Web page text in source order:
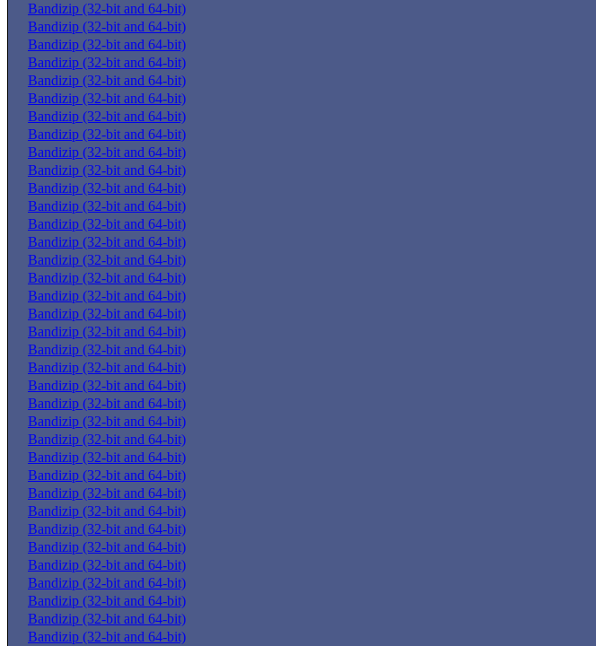
Bandizip (32-bit and 64-bit)
Bandizip (32-bit and 64-bit)
Bandizip (32-bit and 64-bit)
Bandizip (32-bit and 64-bit)
Bandizip (32-bit and 64-bit)
Bandizip (32-bit and 64-bit)
Bandizip (32-bit and 64-bit)
Bandizip (32-bit and 64-bit)
Bandizip (32-bit and 64-bit)
Bandizip (32-bit and 64-bit)
Bandizip (32-bit and 64-bit)
Bandizip (32-bit and 64-bit)
Bandizip (32-bit and 64-bit)
Bandizip (32-bit and 64-bit)
Bandizip (32-bit and 64-bit)
Bandizip (32-bit and 64-bit)
Bandizip (32-bit and 64-bit)
Bandizip (32-bit and 64-bit)
Bandizip (32-bit and 64-bit)
Bandizip (32-bit and 64-bit)
Bandizip (32-bit and 64-bit)
Bandizip (32-bit and 64-bit)
Bandizip (32-bit and 64-bit)
Bandizip (32-bit and 64-bit)
Bandizip (32-bit and 64-bit)
Bandizip (32-bit and 64-bit)
Bandizip (32-bit and 64-bit)
Bandizip (32-bit and 64-bit)
Bandizip (32-bit and 64-bit)
Bandizip (32-bit and 64-bit)
Bandizip (32-bit and 64-bit)
Bandizip (32-bit and 64-bit)
Bandizip (32-bit and 64-bit)
Bandizip (32-bit and 64-bit)
Bandizip (32-bit and 64-bit)
Bandizip (32-bit and 64-bit)